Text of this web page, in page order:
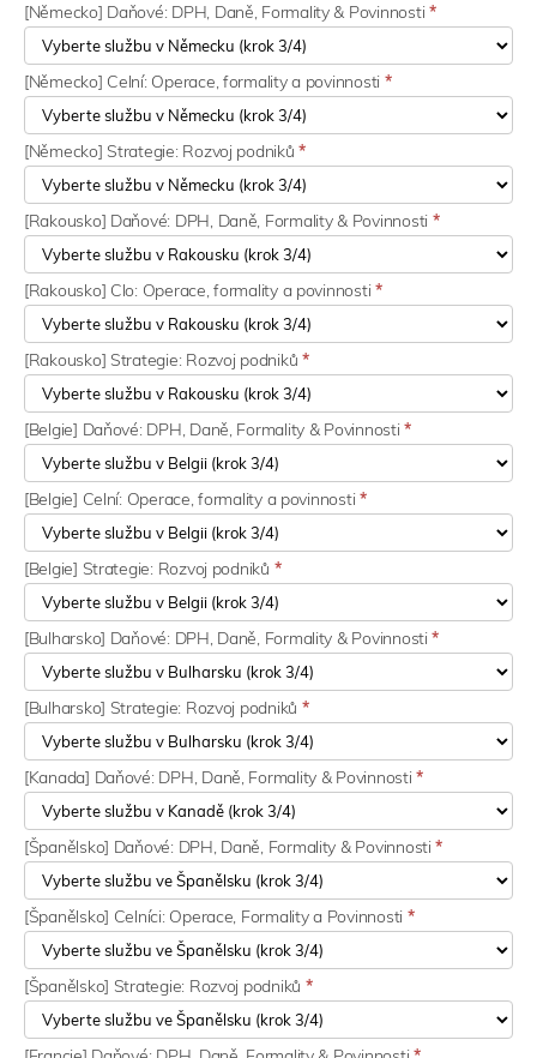
[Německo] Daňové: DPH, Daně, Formality & Povinnosti*
[Německo] Celní: Operace, formality a povinnosti *
[Německo] Strategie: Rozvoj podniků*
[Rakousko] Daňové: DPH, Daně, Formality & Povinnosti *
[Rakousko] Clo: Operace, formality a povinnosti*
[Rakousko] Strategie: Rozvoj podniků *
[Belgie] Daňové: DPH, Daně, Formality & Povinnosti*
[Belgie] Celní: Operace, formality a povinnosti*
[Belgie] Strategie: Rozvoj podniků *
[Bulharsko] Daňové: DPH, Daně, Formality & Povinnosti*
[Bulharsko] Strategie: Rozvoj podniků *
[Kanada] Daňové: DPH, Daně, Formality & Povinnosti*
[Španělsko] Daňové: DPH, Daně, Formality & Povinnosti*
[Španělsko] Celníci: Operace, Formality a Povinnosti *
[Španělsko] Strategie: Rozvoj podniků *